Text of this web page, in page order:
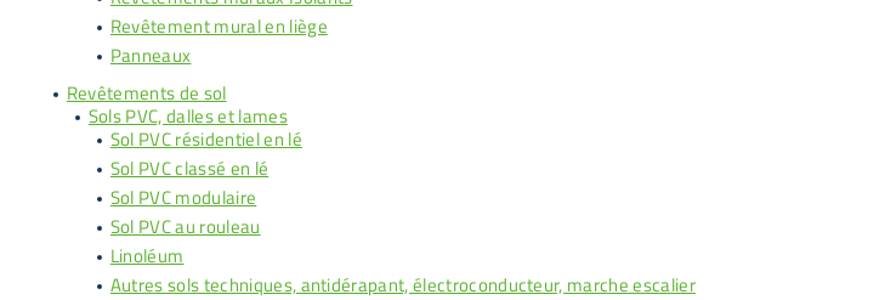
Revêtement mural en liège
Panneaux
Revêtements de sol
Sols PVC, dalles et lames
Sol PVC résidentiel en lé
Sol PVC classé en lé
Sol PVC modulaire
Sol PVC au rouleau
Linoléum
Autres sols techniques, antidérapant, électroconducteur, marche escalier